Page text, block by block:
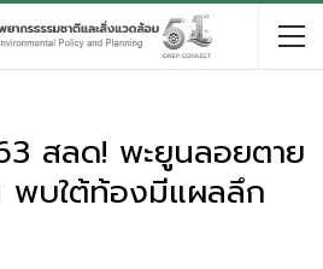
สลด! พะยูนลอยตาย
พบใต้ท้องมีแผลลึก